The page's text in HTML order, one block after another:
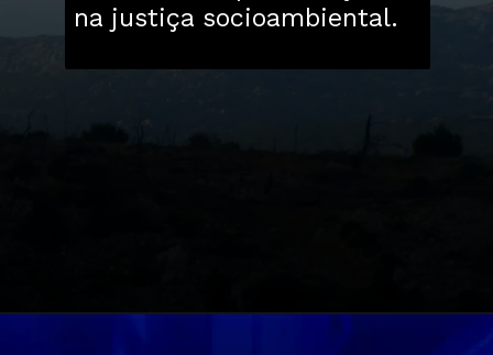
na justiça socioambiental.